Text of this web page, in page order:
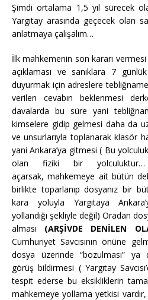
Şimdi ortalama 1,5 yıl sürecek
Yargıtay arasında geçecek olan
anlatmaya çalışalım…
İlk mahkemenin son kararı vermesi
açıklaması ve sanıklara 7
duyurmak için adreslere
verilen cevabın beklenmesi
davalarda bu süre yani
kimselere gidip gelmesi daha da
ve unsurlarıyla toplanarak klasör
yani Ankara’ya gitmesi ( Bu
olan fiziki bir
açarsak, mahkemeye ait bütün
birlikte toparlanıp dosyanız bir
kara yoluyla Yargıtaya
yollandığı şekliyle değil) Oradan
alması (ARŞİVDE DENİLEN
Cumhuriyet Savcısının önüne
dosya üzerinde “bozulması” ya
görüş bildirmesi ( Yargıtay
tespit ederse bu eksikliklerin
mahkemeye yollama yetkisi vardır,